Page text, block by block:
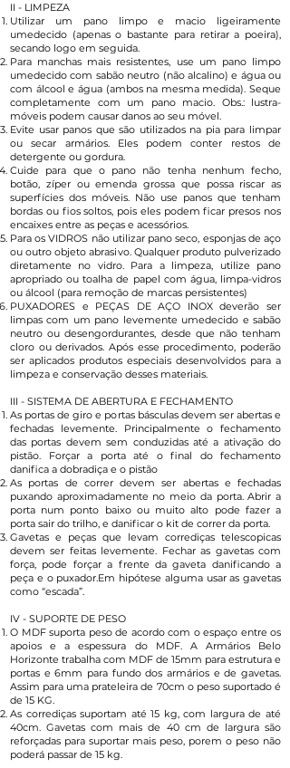
II - LIMPEZA
Utilizar um pano limpo e macio ligeiramente
umedecido (apenas o bastante para retirar a poeira),
secando logo em seguida.
Para manchas mais resistentes, use um pano limpo
umedecido com sabão neutro (não alcalino) e água ou
com álcool e água (ambos na mesma medida). Seque
completamente com um pano macio. Obs.: lustra-
móveis podem causar danos ao seu móvel.
Evite usar panos que são utilizados na pia para limpar
ou secar armários. Eles podem conter restos de
detergente ou gordura.
Cuide para que o pano não tenha nenhum fecho,
botão, zíper ou emenda grossa que possa riscar as
superfícies dos móveis. Não use panos que tenham
bordas ou fios soltos, pois eles podem ficar presos nos
encaixes entre as peças e acessórios.
Para os VIDROS não utilizar pano seco, esponjas de aço
ou outro objeto abrasivo. Qualquer produto pulverizado
diretamente no vidro. Para a limpeza, utilize pano
apropriado ou toalha de papel com água, limpa-vidros
ou álcool (para remoção de marcas persistentes)
PUXADORES e PEÇAS DE AÇO INOX deverão ser
limpas com um pano levemente umedecido e sabão
neutro ou desengordurantes, desde que não tenham
cloro ou derivados. Após esse procedimento, poderão
ser aplicados produtos especiais desenvolvidos para a
limpeza e conservação desses materiais.
III - SISTEMA DE ABERTURA E FECHAMENTO
As portas de giro e portas básculas devem ser abertas e
fechadas levemente. Principalmente o fechamento
das portas devem sem conduzidas até a ativação do
pistão. Forçar a porta até o final do fechamento
danifica a dobradiça e o pistão
As portas de correr devem ser abertas e fechadas
puxando aproximadamente no meio da porta. Abrir a
porta num ponto baixo ou muito alto pode fazer a
porta sair do trilho, e danificar o kit de correr da porta.
Gavetas e peças que levam corrediças telescopicas
devem ser feitas levemente. Fechar as gavetas com
força, pode forçar a frente da gaveta danificando a
peça e o puxador.Em hipótese alguma usar as gavetas
como “escada”.
IV - SUPORTE DE PESO
O MDF suporta peso de acordo com o espaço entre os
apoios e a espessura do MDF. A Armários Belo
Horizonte trabalha com MDF de 15mm para estrutura e
portas e 6mm para fundo dos armários e de gavetas.
Assim para uma prateleira de 70cm o peso suportado é
de 15 KG.
As corrediças suportam até 15 kg, com largura de até
40cm. Gavetas com mais de 40 cm de largura são
reforçadas para suportar mais peso, porem o peso não
poderá passar de 15 kg.